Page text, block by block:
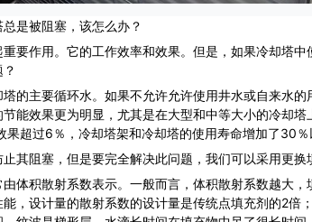
是被阻塞，该怎么办？
作用。它的工作效率和效果。但是，如果冷却塔中
主要循环水。如果不允许允许使用井水或自来水的
能效果更为明显，尤其是在大型和中等大小的冷却
超过6％，冷却塔架和冷却塔的使用寿命增加了30％
阻塞，但是要完全解决此问题，我们可以采用更换
积散射系数表示。一般而言，体积散射系数越大，
，设计量的散射系数的设计量是传统点填充剂的2倍